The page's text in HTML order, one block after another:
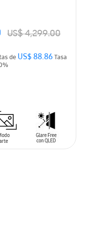
US$ 4,299.00
cuotas deUS$ 88.86Tasa